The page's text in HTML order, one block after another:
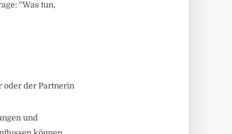
“Was tun,
oder der Partnerin
und